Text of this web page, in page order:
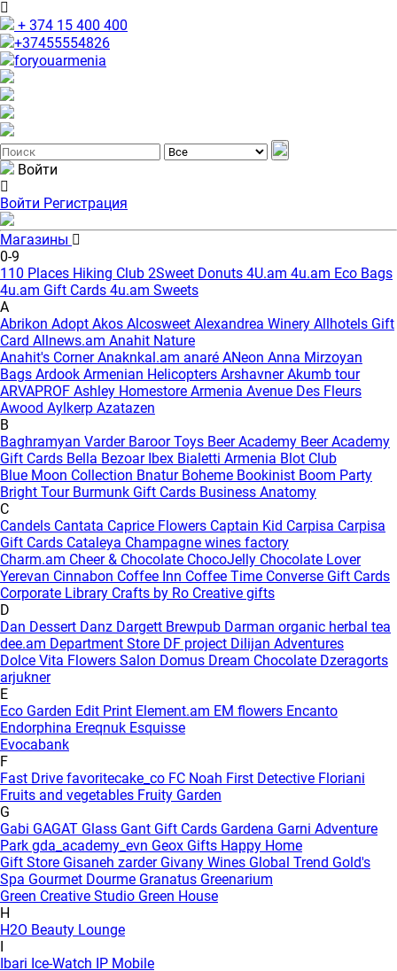
+ 374 15 400 400
+37455554826
foryouarmenia
Войти
Войти Регистрация
Магазины
0-9
110 Places Hiking Club 2Sweet Donuts 4U.am 4u.am Eco Bags
4u.am Gift Cards 4u.am Sweets
A
Abrikon Adopt Akos Alcosweet Alexandrea Winery Allhotels Gift
Card Allnews.am Anahit Nature
Anahit's CornerAnaknkal.am anaré ANeon Anna Mirzoyan
Bags Ardook Armenian Helicopters Arshavner Akumb tour
ARVAPROF Ashley Homestore Armenia Avenue Des Fleurs
Awood Aylkerp Azatazen
B
Baghramyan Varder Baroor Toys Beer Academy Beer Academy
Gift Cards Bella Bezoar Ibex Bialetti Armenia Blot Club
Blue Moon Collection Bnatur Boheme Bookinist Boom Party
Bright Tour Burmunk Gift Cards Business Anatomy
C
Candels Cantata Caprice Flowers Captain Kid Carpisa Carpisa
Gift Cards Cataleya Champagne wines factory
Charm.am Cheer & Chocolate ChocoJelly Chocolate Lover
Yerevan Cinnabon Coffee Inn Coffee Time Converse Gift Cards
Corporate Library Crafts by Ro Creative gifts
D
Dan Dessert Danz Dargett Brewpub Darman organic herbal tea
dee.am Department Store DF project Dilijan Adventures
Dolce Vita Flowers Salon Domus Dream Chocolate Dzeragorts
arjukner
E
Eco Garden Edit Print Element.am EM flowers Encanto
Endorphina Ereqnuk Esquisse
Evocabank
F
Fast Drive favoritecake_co FC Noah First Detective Floriani
Fruits and vegetables Fruity Garden
G
Gabi GAGAT Glass Gant Gift Cards Gardena Garni Adventure
Park gda_academy_evn Geox Gifts Happy Home
Gift Store Gisaneh zarder Givany Wines Global Trend Gold's
Spa Gourmet Dourme Granatus Greenarium
Green Creative Studio Green House
H
H2O Beauty Lounge
I
Ibari Ice-Watch IP Mobile